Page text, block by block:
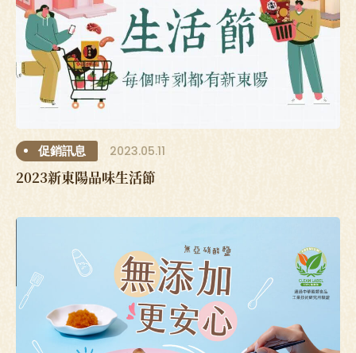
促銷訊息 2023.05.11
2023新東陽品味生活節